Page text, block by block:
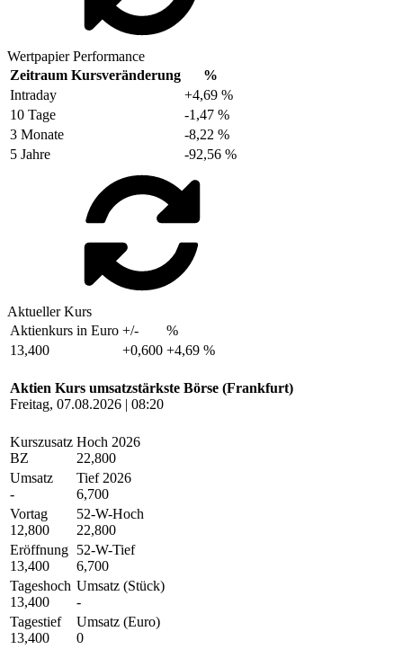
Wertpapier Performance
Zeitraum Kursveränderung
%
Intraday
+4,69 %
10 Tage
-1,47 %
3 Monate
-8,22 %
5 Jahre
-92,56 %
Aktueller Kurs
Aktienkurs in Euro +/-
%
13,400
+0,600 +4,69 %
Aktien Kurs umsatzstärkste Börse (Frankfurt)
Freitag, 07.08.2026 | 08:20
Kurszusatz
BZ
Hoch 2026
22,800
Umsatz
-
Tief 2026
6,700
Vortag
12,800
52-W-Hoch
22,800
Eröffnung
13,400
52-W-Tief
6,700
Tageshoch
13,400
Umsatz (Stück)
-
Tagestief
13,400
Umsatz (Euro)
0